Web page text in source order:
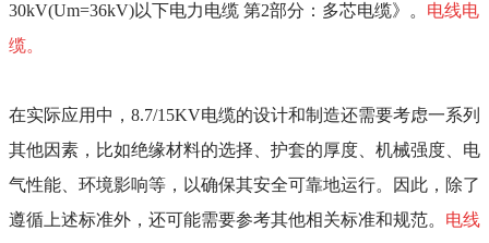
30kV(Um=36kV)以下电力电缆 第2部分：多芯电缆》。 电线电
缆。
在实际应用中， 8.7/15KV电缆的设计和制造还需要考虑一系列
其他因素，比如绝缘材料的选择、护套的厚度、机械强度、电
气性能、环境影响等，以确保其安全可靠地运行。因此，除了
遵循上述标准外，还可能需要参考其他相关标准和规范。 电线